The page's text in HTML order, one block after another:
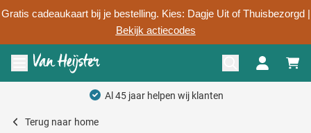
Gratis cadeaukaart bij je bestelling. Kies: Dagje Uit of Thuisbezorgd |
Bekijk actiecodes
Ga naar de inhoud
Menu openen
Al 45 jaar helpen wij klanten
Terug naar home